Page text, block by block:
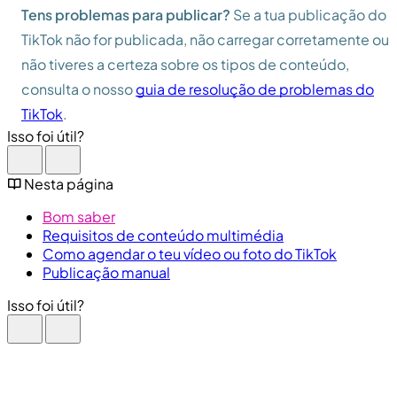
Tens problemas para publicar? Se a tua publicação do
TikTok não for publicada, não carregar corretamente ou
não tiveres a certeza sobre os tipos de conteúdo,
consulta o nossoguia de resolução de problemas do
TikTok.
Isso foi útil?
Nesta página
Bom saber
Requisitos de conteúdo multimédia
Como agendar o teu vídeo ou foto do TikTok
Publicação manual
Isso foi útil?